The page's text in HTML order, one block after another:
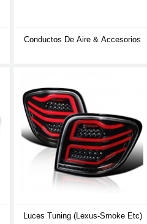
Conductos De Aire & Accesorios
Luces Tuning (lexus-Smoke Etc)